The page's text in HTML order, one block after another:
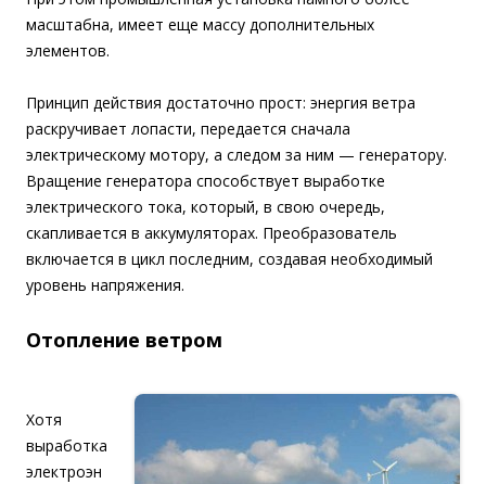
масштабна, имеет еще массу дополнительных
элементов.
Принцип действия достаточно прост: энергия ветра
раскручивает лопасти, передается сначала
электрическому мотору, а следом за ним — генератору.
Вращение генератора способствует выработке
электрического тока, который, в свою очередь,
скапливается в аккумуляторах. Преобразователь
включается в цикл последним, создавая необходимый
уровень напряжения.
Отопление ветром
Хотя
выработка
электроэн